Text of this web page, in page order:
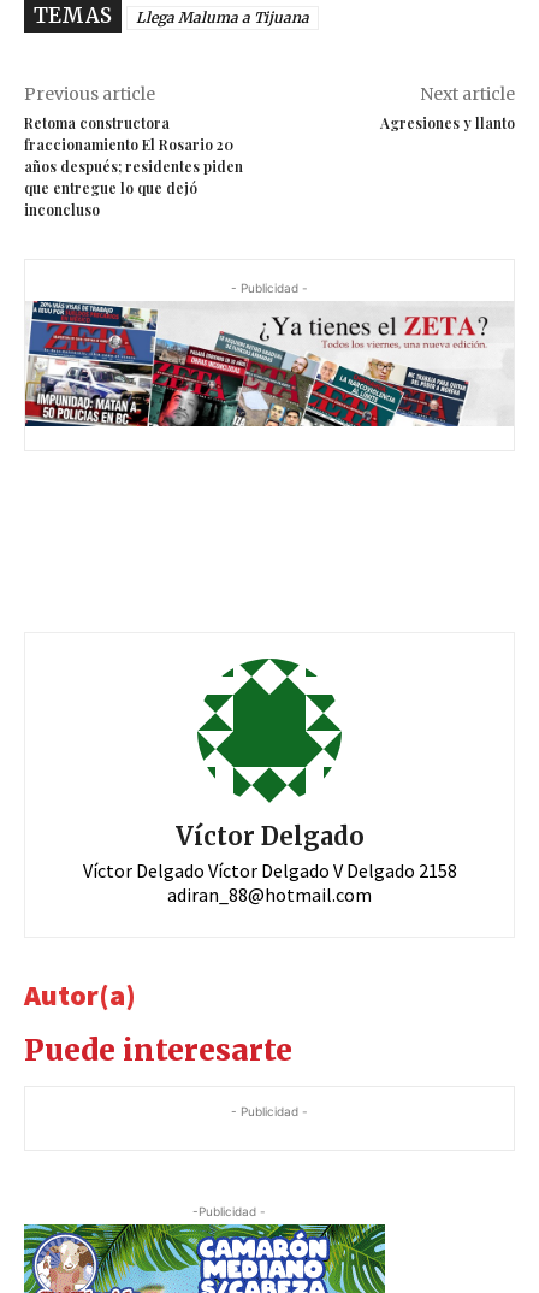
TEMAS Llega Maluma a Tijuana
Previous article
Retoma constructora
fraccionamiento El Rosario 20
años después; residentes piden
que entregue lo que dejó
inconcluso
Next article
Agresiones y llanto
- Publicidad -
Víctor Delgado
Víctor Delgado Víctor Delgado V Delgado 2158
adiran_88@hotmail.com
Autor(a)
Puede interesarte
- Publicidad -
-Publicidad -